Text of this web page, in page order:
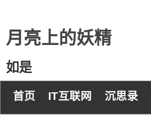
月亮上的妖精
如是
首页 IT互联网 沉思录